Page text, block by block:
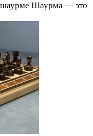
шаурме Шаурма — это